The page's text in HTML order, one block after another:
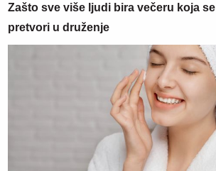
Zašto sve više ljudi bira večeru koja
pretvori u druženje